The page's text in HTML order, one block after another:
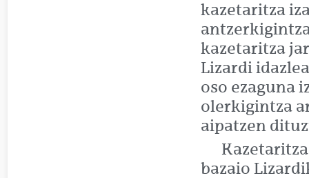
kazetaritza
kazetaritza
Lizardi
oso ezaguna
olerkigintza
aipatzen
bazaio